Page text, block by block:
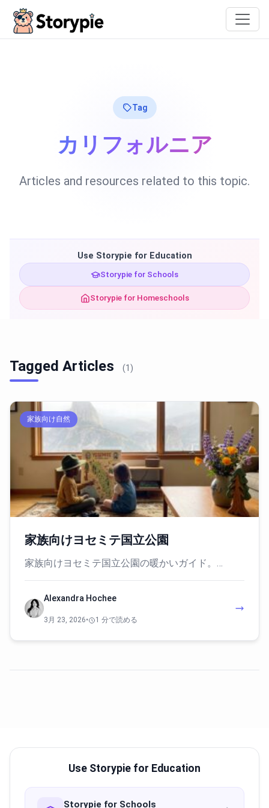
Tag
カリフォルニア
Articles and resources related to this topic.
Use Storypie for Education
Storypie for Schools
Storypie for Homeschools
Tagged Articles (1)
家族向け自然
家族向けヨセミテ国立公園
家族向けヨセミテ国立公園の暖かいガイド。…
Alexandra Hochee
3月 23, 2026• 1 分で読める
Use Storypie for Education
Storypie for Schools